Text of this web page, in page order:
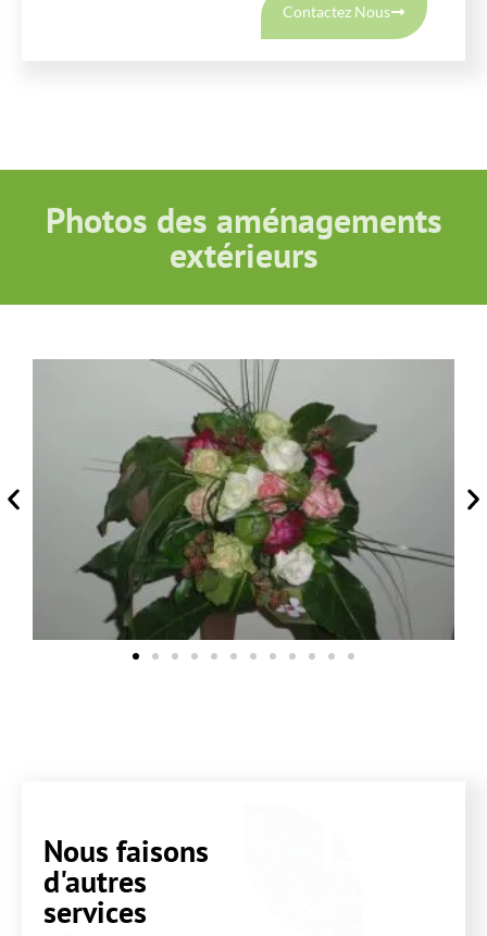
Contactez Nous
Photos des aménagements
extérieurs
Nous faisons
d'autres
services